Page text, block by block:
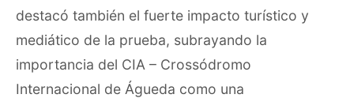
destacó también el fuerte impacto turístico y
mediático de la prueba, subrayando la
importancia del CIA – Crossódromo
Internacional de Águeda como una